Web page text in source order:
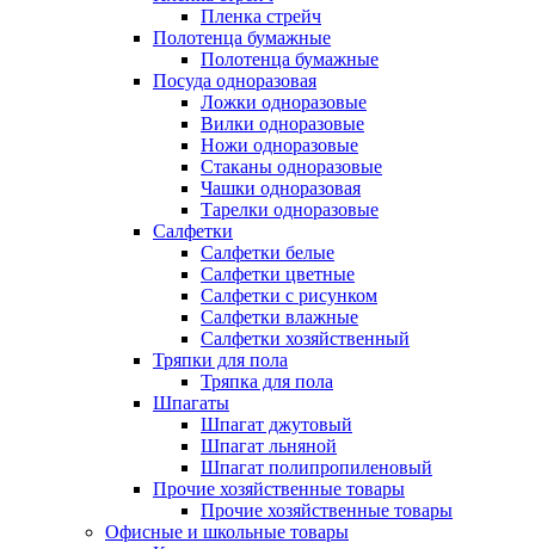
Пленка стрейч
Полотенца бумажные
Полотенца бумажные
Посуда одноразовая
Ложки одноразовые
Вилки одноразовые
Ножи одноразовые
Стаканы одноразовые
Чашки одноразовая
Тарелки одноразовые
Салфетки
Салфетки белые
Салфетки цветные
Салфетки с рисунком
Салфетки влажные
Салфетки хозяйственный
Тряпки для пола
Тряпка для пола
Шпагаты
Шпагат джутовый
Шпагат льняной
Шпагат полипропиленовый
Прочие хозяйственные товары
Прочие хозяйственные товары
Офисные и школьные товары